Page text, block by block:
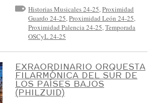
Historias Musicales 24-25,Proximidad
Guardo 24-25,Proximidad León 24-25,
Proximidad Palencia 24-25,Temporada
OSCyL 24-25
EXRAORDINARIO ORQUESTA
FILARMÓNICA DEL SUR DE
LOS PAÍSES BAJOS
(PHILZUID)